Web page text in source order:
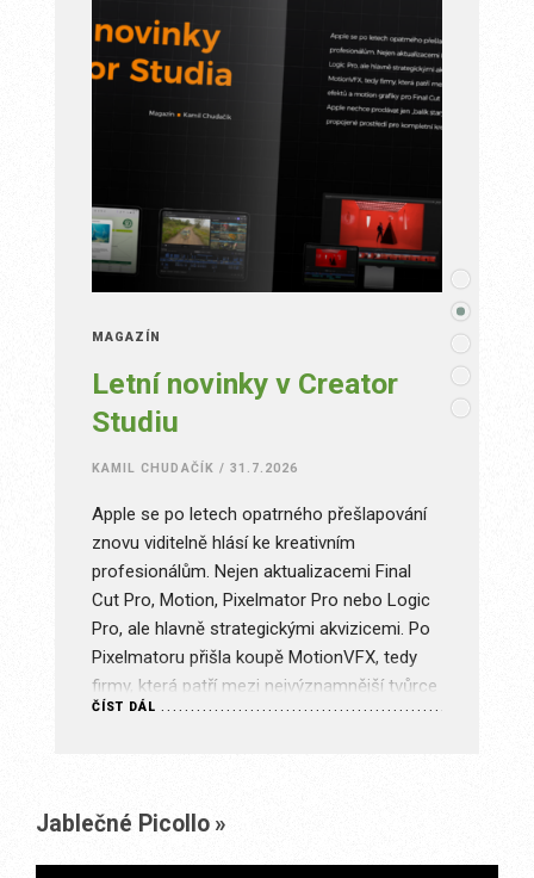
MAGAZÍN
Letní novinky v Creator
Studiu
KAMIL CHUDAČÍK / 31.7.2026
Apple se po letech opatrného přešlapování
znovu viditelně hlásí ke kreativním
profesionálům. Nejen aktualizacemi Final
Cut Pro, Motion, Pixelmator Pro nebo Logic
Pro, ale hlavně strategickými akvizicemi. Po
Pixelmatoru přišla koupě MotionVFX, tedy
firmy, která patří mezi nejvýznamnější tvůrce
pluginů, titulků, efektů a motion grafiky pro
ČÍST DÁL
MAGAZÍN
Jablečné Picollo